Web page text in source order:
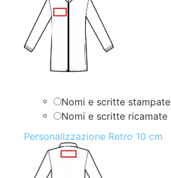
Nomi e scritte stampate
Nomi e scritte ricamate
Personalizzazione Retro 10 cm